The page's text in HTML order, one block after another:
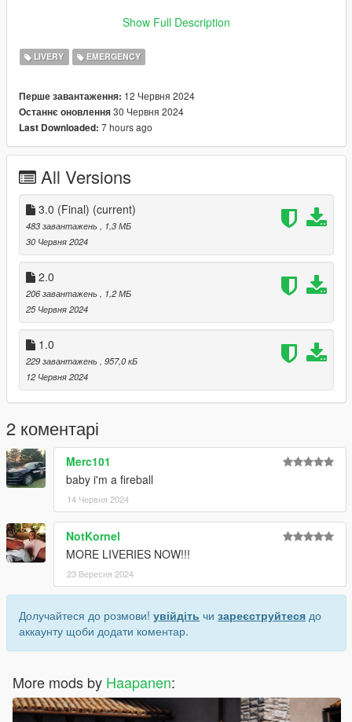
Credits and Summary of installation instructions can be found
Show Full Description
LIVERY EMERGENCY
Перше завантаження: 12 Червня 2024
Останнє оновлення30 Червня 2024
Last Downloaded: 7 hours ago
All Versions
3.0 (Final) (current)
483 завантажень
, 1,3 МБ
30 Червня 2024
2.0
206 завантажень
, 1,2 МБ
25 Червня 2024
1.0
229 завантажень
, 957,0 кБ
12 Червня 2024
2 коментарі
Merc101
baby i'm a fireball
14 Червня 2024
NotKornel
MORE LIVERIES NOW!!!
23 Вересня 2024
Долучайтеся до розмови! увійдіть чи зареєструйтеся до
аккаунту щоби додати коментар.
More mods by Haapanen: